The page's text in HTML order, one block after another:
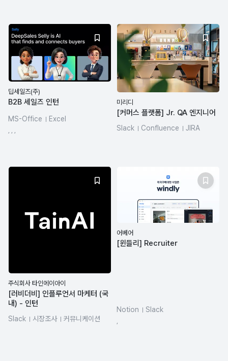
딥세일즈(주)
B2B 세일즈 인턴
MS-Office
Excel
미리디
[커머스 플랫폼] Jr. QA 엔지니어
Slack Confluence JIRA
주식회사 타인에이아이
[러비더비] 인플루언서 마케터 (국
내) - 인턴
Slack 시장조사 커뮤니케이션
어베어
[윈들리] Recruiter
Notion Slack